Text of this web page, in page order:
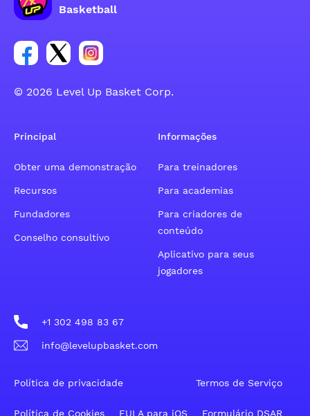
Basketball
Link para o grupo social da conta do Facebook
Link para o grupo social da conta do tweeter
Link para o grupo social da conta do
© 2026 Level Up Basket Corp.
Principal
Obter uma demonstração
Recursos
Fundadores
Conselho consultivo
Informações
Para treinadores
Para academias
Para criadores de
conteúdo
Aplicativo para seus
jogadores
+1 302 498 83 67
info@levelupbasket.com
Política de privacidade Termos de Serviço
Política de Cookies EULA para iOS Formulário DSAR